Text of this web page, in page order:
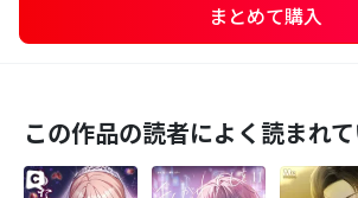
まとめて購入
この作品の読者によく読まれ